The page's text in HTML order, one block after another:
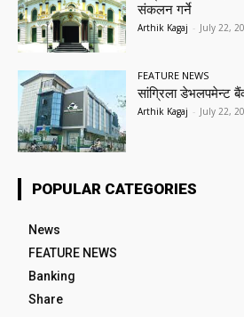
संकलन गर्ने
Arthik Kagaj - July 22,
FEATURE NEWS
सांग्रिला डेभलपमेन्ट
Arthik Kagaj - July 22,
POPULAR CATEGORIES
News
FEATURE NEWS
Banking
Share